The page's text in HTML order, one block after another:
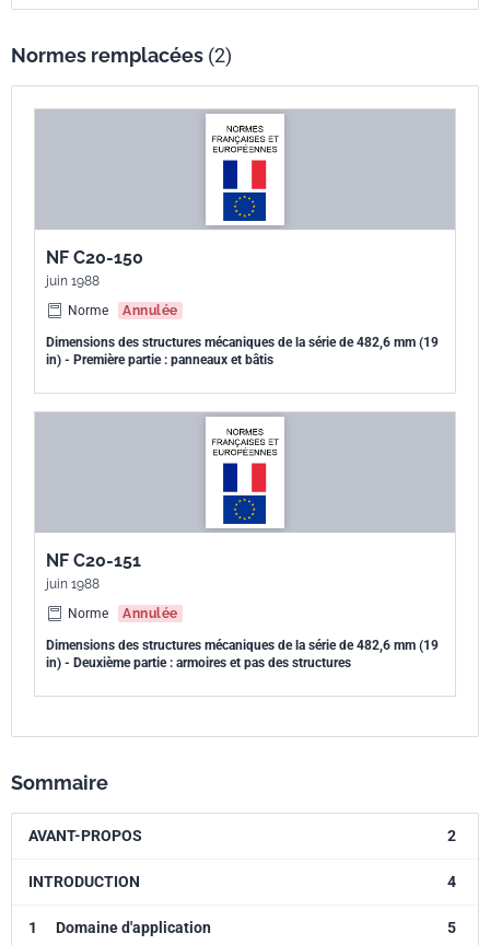
Normes remplacées (2)
NF C20-150
juin 1988
Norme
Annulée
Dimensions des structures mécaniques de la série de 482,6 mm (19
in) - Première partie : panneaux et bâtis
NF C20-151
juin 1988
Norme
Annulée
Dimensions des structures mécaniques de la série de 482,6 mm (19
in) - Deuxième partie : armoires et pas des structures
Sommaire
AVANT-PROPOS 2
INTRODUCTION 4
1 Domaine d'application 5